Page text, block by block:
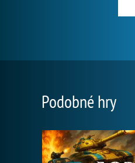
Podobné hry